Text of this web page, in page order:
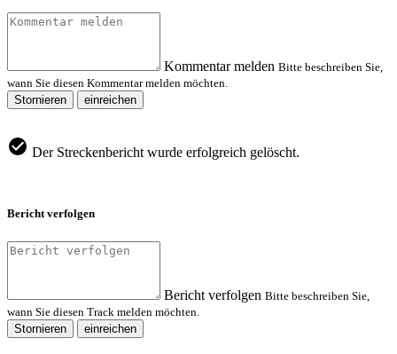
Kommentar melden Bitte beschreiben Sie,
wann Sie diesen Kommentar melden möchten.
Stornieren
einreichen
Der Streckenbericht wurde erfolgreich gelöscht.
Bericht verfolgen
Bericht verfolgen Bitte beschreiben Sie,
wann Sie diesen Track melden möchten.
Stornieren
einreichen